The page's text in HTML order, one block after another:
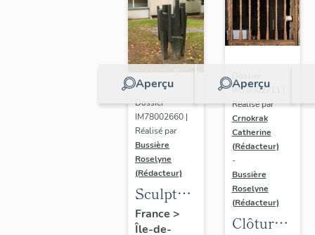
Aperçu
Dossier
IM78002660 |
Réalisé par
Bussière
Roselyne
(Rédacteur)
Sculpture
: la
France >
Île-de-
Aperçu
IM78002711 |
Réalisé par
Crnokrak
Catherine
(Rédacteur)
-
Bussière
Roselyne
(Rédacteur)
Clôture